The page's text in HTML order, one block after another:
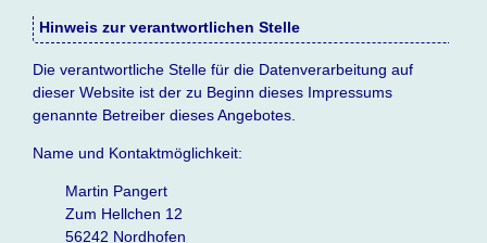
Hinweis zur verantwortlichen Stelle
Die verantwortliche Stelle für die Datenverarbeitung auf
dieser Website ist der zu Beginn dieses Impressums
genannte Betreiber dieses Angebotes.
Name und Kontaktmöglichkeit:
Martin Pangert
Zum Hellchen 12
56242 Nordhofen